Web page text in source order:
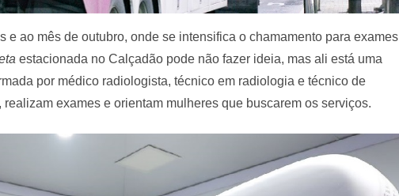
e ao mês de outubro, onde se intensifica o chamamento para exames
estacionada no Calçadão pode não fazer ideia, mas ali está uma
por médico radiologista, técnico em radiologia e técnico de
exames e orientam mulheres que buscarem os serviços.